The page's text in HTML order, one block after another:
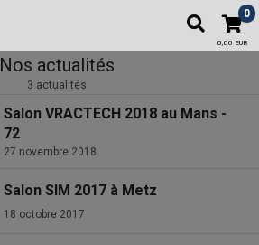
0
0,00 EUR
Nos actualités
3 actualités
Salon VRACTECH 2018 au Mans -
72
27 novembre 2018
Salon SIM 2017 à Metz
18 octobre 2017